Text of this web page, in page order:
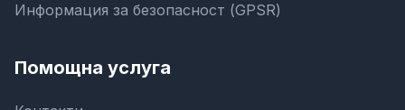
Информация за безопасност (GPSR)
Помощна услуга